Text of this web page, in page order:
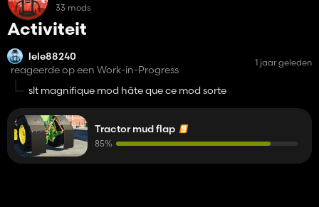
Activiteit
lele88240
reageerde op een Work-in-Progress
1 jaar geleden
slt magnifique mod hâte que ce mod sorte
Tractor mud flap
85%
33 mods